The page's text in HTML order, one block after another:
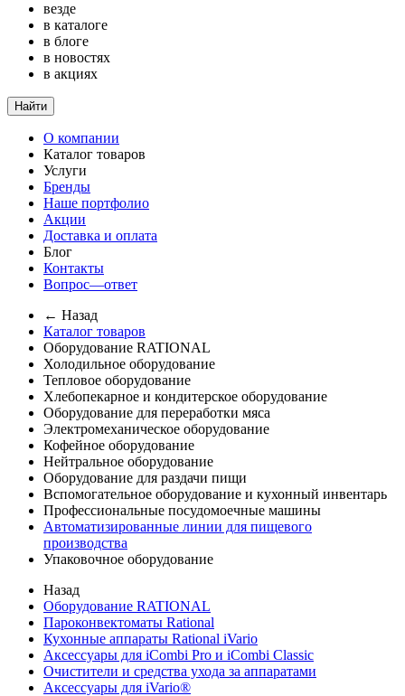
везде
в каталоге
в блоге
в новостях
в акциях
Найти
О компании
Каталог товаров
Услуги
Бренды
Наше портфолио
Акции
Доставка и оплата
Блог
Контакты
Вопрос—ответ
← Назад
Каталог товаров
Оборудование RATIONAL
Холодильное оборудование
Тепловое оборудование
Хлебопекарное и кондитерское оборудование
Оборудование для переработки мяса
Электромеханическое оборудование
Кофейное оборудование
Нейтральное оборудование
Оборудование для раздачи пищи
Вспомогательное оборудование и кухонный инвентарь
Профессиональные посудомоечные машины
Автоматизированные линии для пищевого
производства
Упаковочное оборудование
Назад
Оборудование RATIONAL
Пароконвектоматы Rational
Кухонные аппараты Rational iVario
Аксессуары для iCombi Pro и iCombi Classic
Очистители и средства ухода за аппаратами
Аксессуары для iVario®